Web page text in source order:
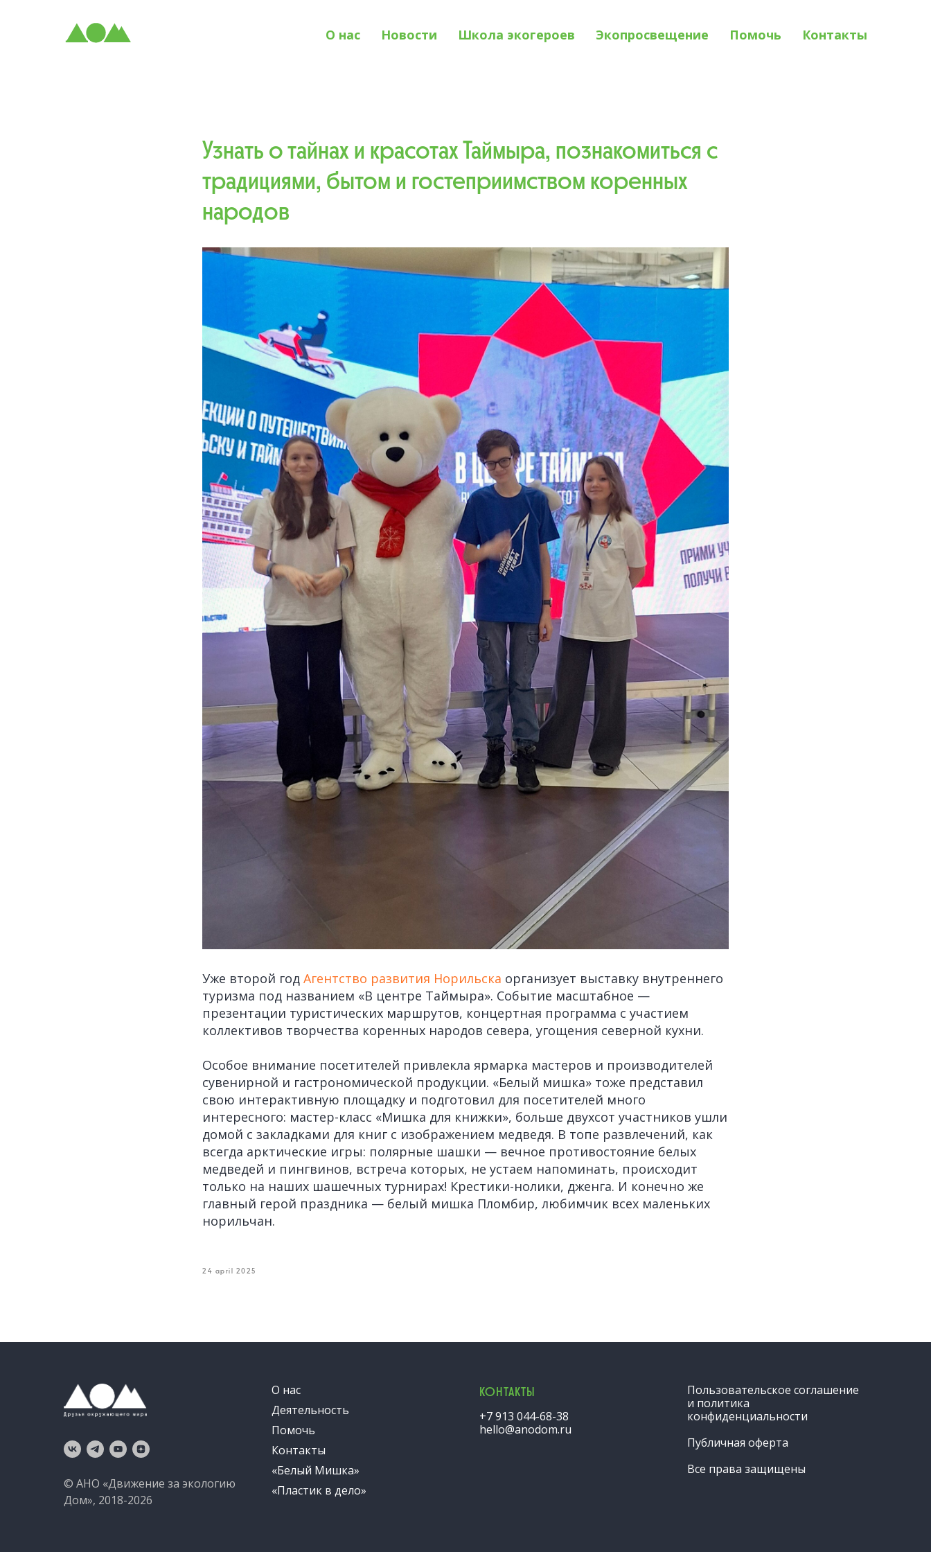
О нас Новости Школа экогероев Экопросвещение Помочь Контакты
Узнать о тайнах и красотах Таймыра, познакомиться с
традициями, бытом и гостеприимством коренных
народов
Уже второй год Агентство развития Норильска организует выставку внутреннего
туризма под названием «В центре Таймыра». Событие масштабное —
презентации туристических маршрутов, концертная программа с участием
коллективов творчества коренных народов севера, угощения северной кухни.
Особое внимание посетителей привлекла ярмарка мастеров и производителей
сувенирной и гастрономической продукции. «Белый мишка» тоже представил
свою интерактивную площадку и подготовил для посетителей много
интересного: мастер-класс «Мишка для книжки», больше двухсот участников ушли
домой с закладками для книг с изображением медведя. В топе развлечений, как
всегда арктические игры: полярные шашки — вечное противостояние белых
медведей и пингвинов, встреча которых, не устаем напоминать, происходит
только на наших шашечных турнирах! Крестики-нолики, дженга. И конечно же
главный герой праздника — белый мишка Пломбир, любимчик всех маленьких
норильчан.
24 april 2025
© АНО «Движение за экологию
Дом», 2018-2026
О нас
Деятельность
Помочь
Контакты
«Белый Мишка»
«Пластик в дело»
КОНТАКТЫ
+7 913 044-68-38
hello@anodom.ru
Пользовательское соглашение
и политика
конфиденциальности
Публичная оферта
Все права защищены